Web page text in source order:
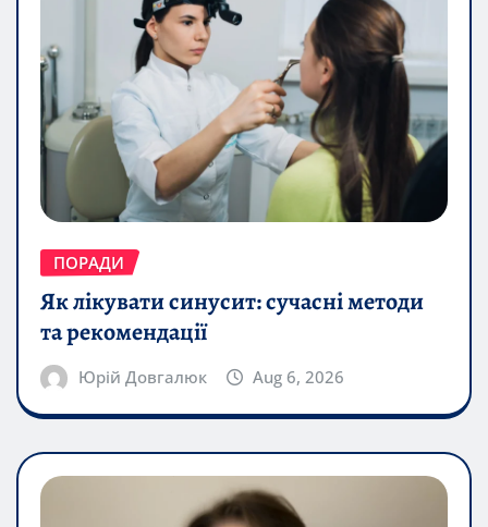
ПОРАДИ
Як лікувати синусит: сучасні методи
та рекомендації
Юрій Довгалюк Aug 6, 2026